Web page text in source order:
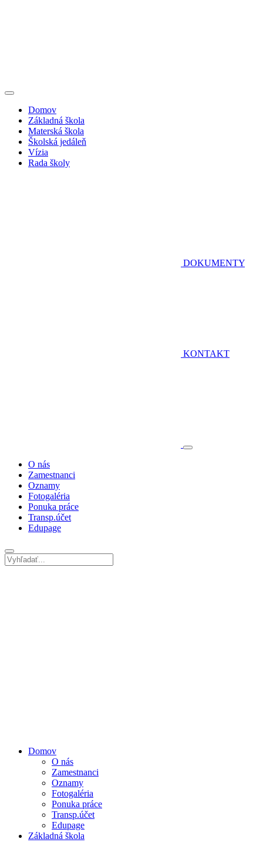
Domov
Základná škola
Materská škola
Školská jedáleň
Vízia
Rada školy
DOKUMENTY
KONTAKT
O nás
Zamestnanci
Oznamy
Fotogaléria
Ponuka práce
Transp.účet
Edupage
Domov
O nás
Zamestnanci
Oznamy
Fotogaléria
Ponuka práce
Transp.účet
Edupage
Základná škola